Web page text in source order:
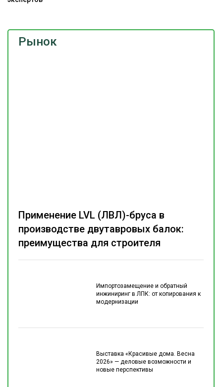
Рынок
Импортозамещение и обратный
инжиниринг в ЛПК: от копирования к
модернизации
Выставка «Красивые дома. Весна
2026» — деловые возможности и
новые перспективы
Применение LVL (ЛВЛ)-бруса в
производстве двутавровых балок:
преимущества для строителя